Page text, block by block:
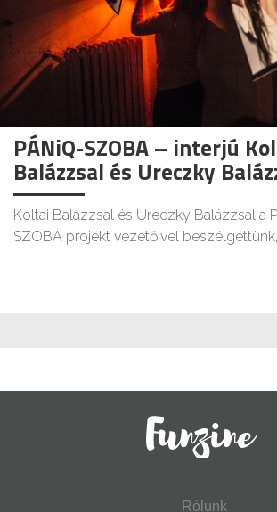
PÁNiQ-SZOBA – interjú
Balázzsal és Ureczky
Koltai Balázzsal és Ureczky Balázzsal a
SZOBA projekt vezetőivel
Rólunk